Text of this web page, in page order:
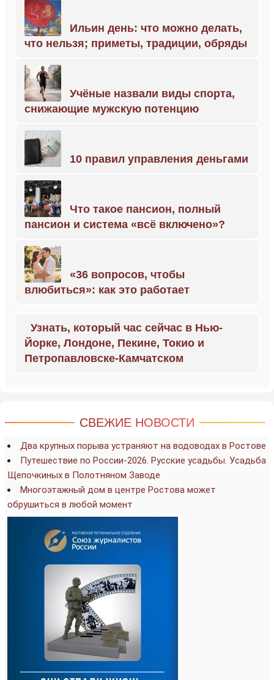
Ильин день: что можно делать,
что нельзя; приметы, традиции, обряды
Учёные назвали виды спорта,
снижающие мужскую потенцию
10 правил управления деньгами
Что такое пансион, полный
пансион и система «всё включено»?
«36 вопросов, чтобы
влюбиться»: как это работает
Узнать, который час сейчас в Нью-
Йорке, Лондоне, Пекине, Токио и
Петропавловске-Камчатском
СВЕЖИЕ НОВОСТИ
Два крупных порыва устраняют на водоводах в Ростове
Путешествие по России-2026. Русские усадьбы. Усадьба
Щепочкиных в Полотняном Заводе
Многоэтажный дом в центре Ростова может
обрушиться в любой момент